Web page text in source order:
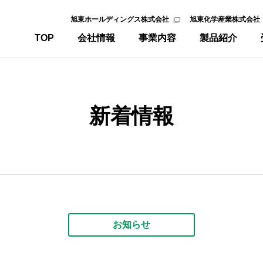
旭東ホールディングス株式会社 旭東化学産業株式会社
TOP 会社情報 事業内容 製品紹介
新着情報
お知らせ